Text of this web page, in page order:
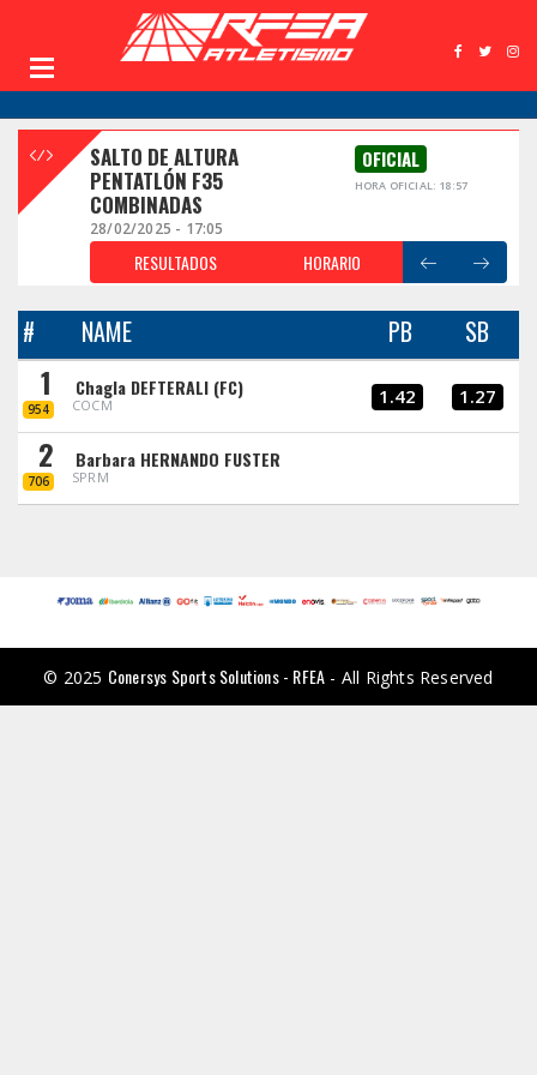
SALTO DE ALTURA
PENTATLÓN F35
COMBINADAS
OFICIAL
HORA OFICIAL: 18:57
28/02/2025 - 17:05
RESULTADOS HORARIO
# NAME PB SB
1
954
Chagla DEFTERALI (FC)
COCM 1.42 1.27
2
706
Barbara HERNANDO FUSTER
SPRM
© 2025 Conersys Sports Solutions - RFEA - All Rights Reserved